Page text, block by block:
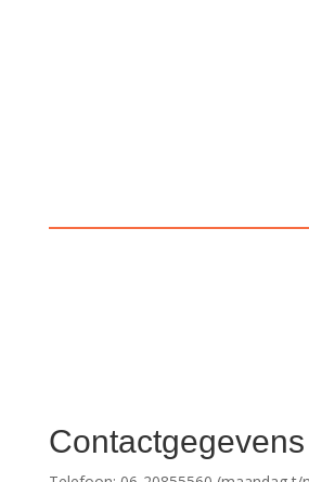
Contactgegevens